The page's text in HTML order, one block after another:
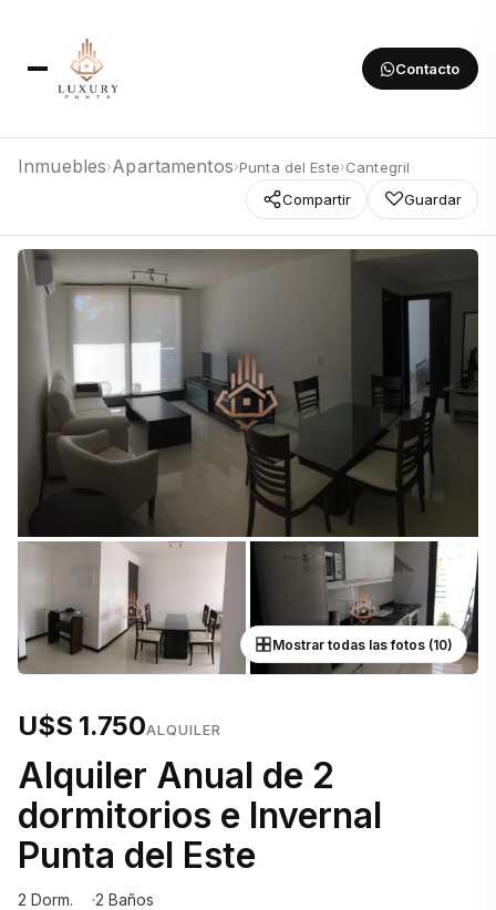
Contacto
Inmuebles›Apartamentos›Punta del Este›Cantegril
Compartir
Guardar
Mostrar todas las fotos (10)
U$S 1.750ALQUILER
Alquiler Anual de 2
dormitorios e Invernal
Punta del Este
2 Dorm. 2 Baños